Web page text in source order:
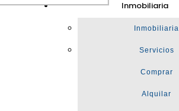
Inmobiliaria
Inmobiliaria
Servicios
Comprar
Alquilar